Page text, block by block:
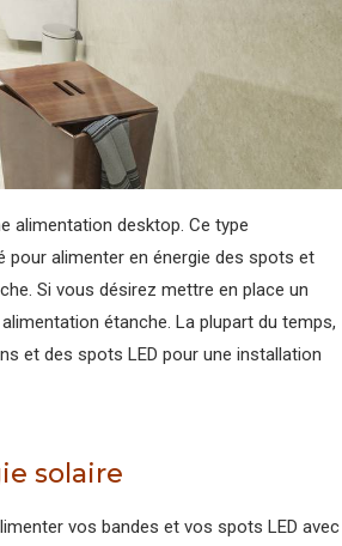
alimentation desktop. Ce type
pour alimenter en énergie des spots et
Si vous désirez mettre en place un
étanche. La plupart du temps,
et des spots LED pour une installation
solaire
vos bandes et vos spots LED avec